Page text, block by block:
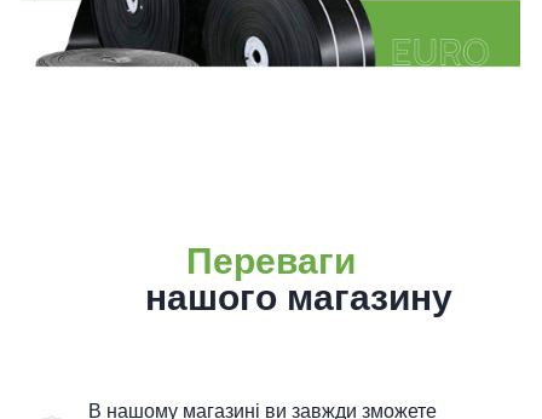
Переваги
нашого магазину
В нашому магазині ви завжди зможете